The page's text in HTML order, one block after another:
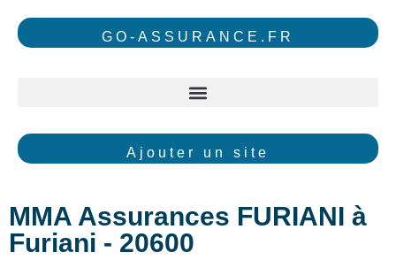
GO-ASSURANCE.FR
Ajouter un site
MMA Assurances FURIANI à
Furiani - 20600